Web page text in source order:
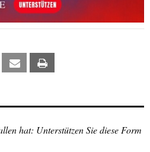
Xing Email
hat: Unterstützen Sie diese Form